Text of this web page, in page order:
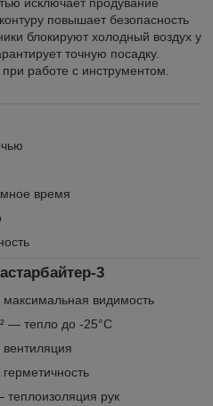
исключает продувание
повышает безопасность
блокируют холодный воздух у
точную посадку.
работе с инструментом.
время
3
видимость
— тепло до -25°C
рук